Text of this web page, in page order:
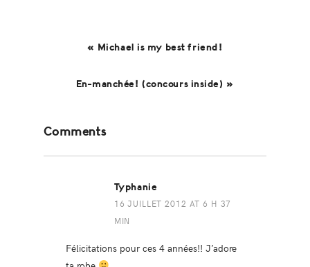
« Michael is my best friend!
En-manchée! (concours inside) »
Interactions
Comments
Typhanie
16 JUILLET 2012 AT 6 H 37
MIN
Félicitations pour ces 4 années!! J’adore